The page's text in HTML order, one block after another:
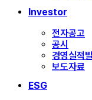
Investor
전자공고
공시
경영실적
보도자료
ESG